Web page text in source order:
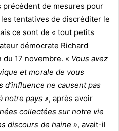
précédent de mesures pour
tentatives de discréditer le
ce sont de « tout petits
démocrate Richard
du 17 novembre. « Vous avez
et morale de vous
ne causent pas
notre pays », après avoir
collectées sur notre vie
discours de haine », avait-il